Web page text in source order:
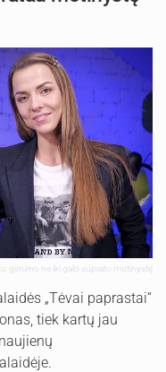
gimimo ne iki galo suprato motinystę
„Tėvai paprastai“
tiek kartų jau